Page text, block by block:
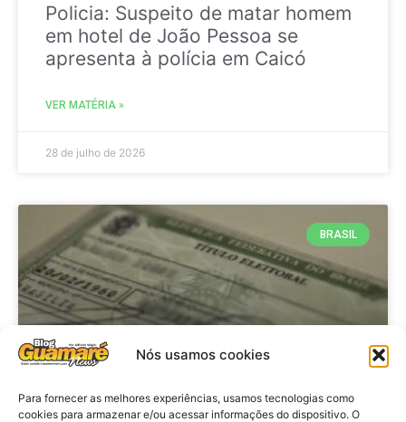
Nós usamos cookies
Para fornecer as melhores experiências, usamos tecnologias como
cookies para armazenar e/ou acessar informações do dispositivo. O
Policia: Suspeito de matar homem
em hotel de João Pessoa se
apresenta à polícia em Caicó
VER MATÉRIA »
28 de julho de 2026
BRASIL